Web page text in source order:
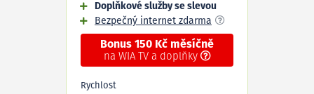
Doplňkové služby se slevou
Bezpečný internet zdarma
Bonus 150 Kč měsíčně
na WIA TV a doplňky
Rychlost